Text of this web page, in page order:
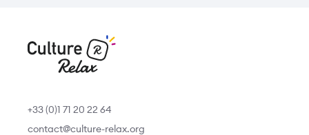
+33 (0)1 71 20 22 64
contact@culture-relax.org